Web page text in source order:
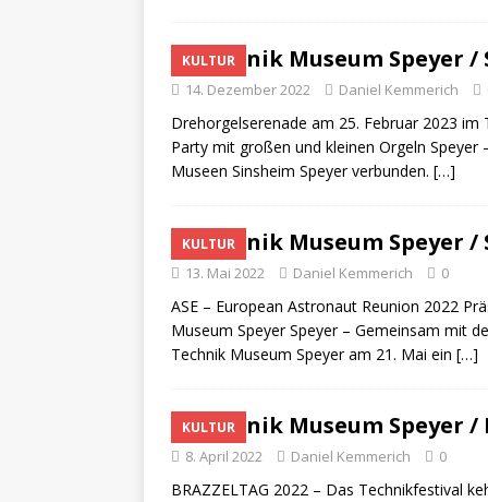
KULTUR
Technik Museum Speyer /
14. Dezember 2022 Daniel Kemmerich
Drehorgelserenade am 25. Februar 2023
Party mit großen und kleinen Orgeln
Museen Sinsheim Speyer verbunden. […]
KULTUR
Technik Museum Speyer /
13. Mai 2022 Daniel Kemmerich 0
ASE – European Astronaut Reunion 2022
Museum Speyer Speyer – Gemeinsam mit
Technik Museum Speyer am 21. Mai ein […]
KULTUR
Technik Museum Speyer
8. April 2022 Daniel Kemmerich 0
BRAZZELTAG 2022 – Das Technikfestival